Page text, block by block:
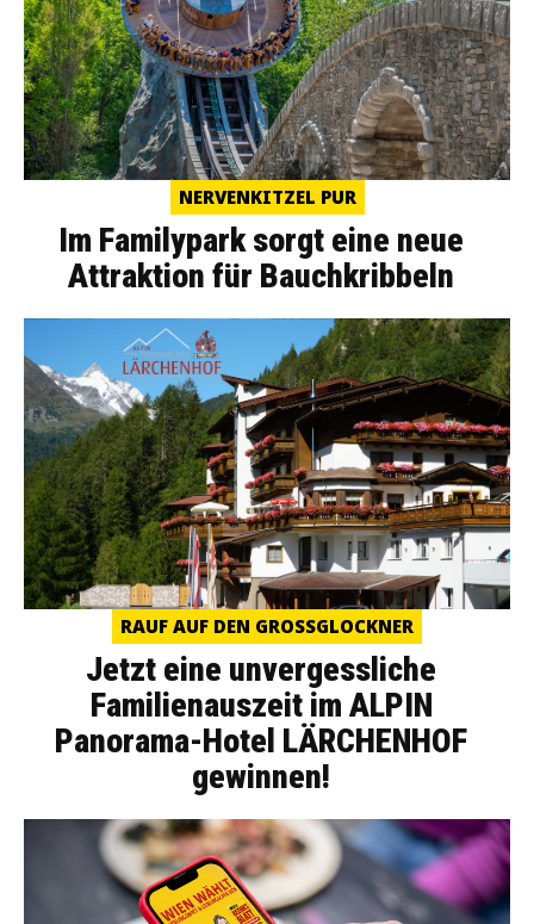
NERVENKITZEL PUR
Im Familypark sorgt eine neue
Attraktion für Bauchkribbeln
RAUF AUF DEN GROSSGLOCKNER
Jetzt eine unvergessliche
Familienauszeit im ALPIN
Panorama-Hotel LÄRCHENHOF
gewinnen!